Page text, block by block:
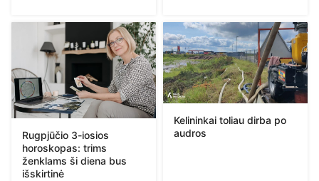
Rugpjūčio 3-iosios
horoskopas: trims
ženklams ši diena bus
išskirtinė
Kelininkai toliau dirba po
audros